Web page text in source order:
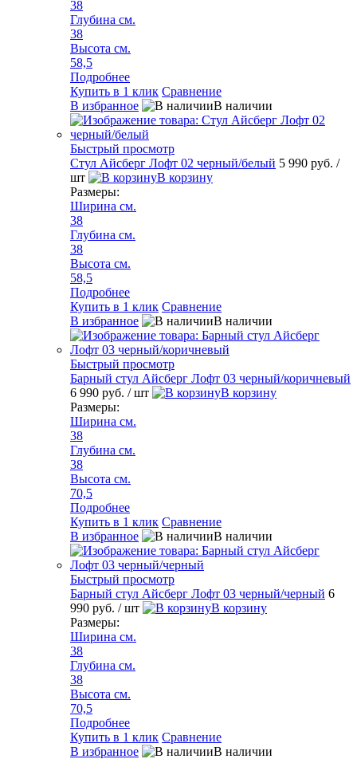
38
Глубина см.
38
Высота см.
58,5
Подробнее
Купить в 1 клик Сравнение
В избранное
В наличии
Быстрый просмотр
Стул Айсберг Лофт 02 черный/белый 5 990 руб. /
шт
В корзину
Размеры:
Ширина см.
38
Глубина см.
38
Высота см.
58,5
Подробнее
Купить в 1 клик Сравнение
В избранное
В наличии
Быстрый просмотр
Барный стул Айсберг Лофт 03 черный/коричневый
6 990 руб. / шт
В корзину
Размеры:
Ширина см.
38
Глубина см.
38
Высота см.
70,5
Подробнее
Купить в 1 клик Сравнение
В избранное
В наличии
Быстрый просмотр
Барный стул Айсберг Лофт 03 черный/черный 6
990 руб. / шт
В корзину
Размеры:
Ширина см.
38
Глубина см.
38
Высота см.
70,5
Подробнее
Купить в 1 клик Сравнение
В избранное
В наличии